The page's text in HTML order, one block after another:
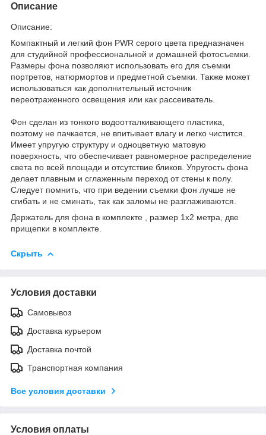
Описание
Описание:
Компактный и легкий фон PWR серого цвета предназначен
для студийной профессиональной и домашней фотосъемки.
Размеры фона позволяют использовать его для съемки
портретов, натюрмортов и предметной съемки. Также может
использоваться как дополнительный источник
переотраженного освещения или как рассеиватель.
Фон сделан из тонкого водоотталкивающего пластика,
поэтому не пачкается, не впитывает влагу и легко чистится.
Имеет упругую структуру и одноцветную матовую
поверхность, что обеспечивает равномерное распределение
света по всей площади и отсутствие бликов. Упругость фона
делает плавным и сглаженным переход от стены к полу.
Следует помнить, что при ведении съемки фон лучше не
сгибать и не сминать, так как заломы не разглаживаются.
Держатель для фона в комплекте , размер 1х2 метра, две
прищепки в комплекте.
Скрыть
Условия доставки
Самовывоз
Доставка курьером
Доставка почтой
Транспортная компания
Все условия доставки
Условия оплаты